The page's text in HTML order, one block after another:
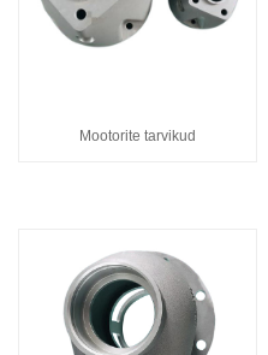
Mootorite tarvikud